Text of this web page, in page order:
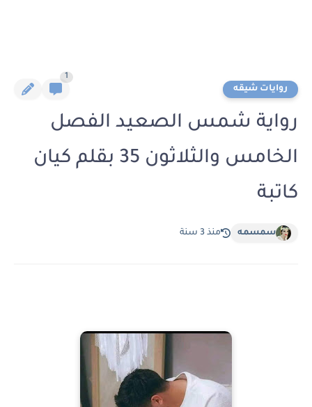
روايات شيقه
1
رواية شمس الصعيد الفصل
الخامس والثلاثون 35 بقلم كيان
كاتبة
سمسمه منذ 3 سنة